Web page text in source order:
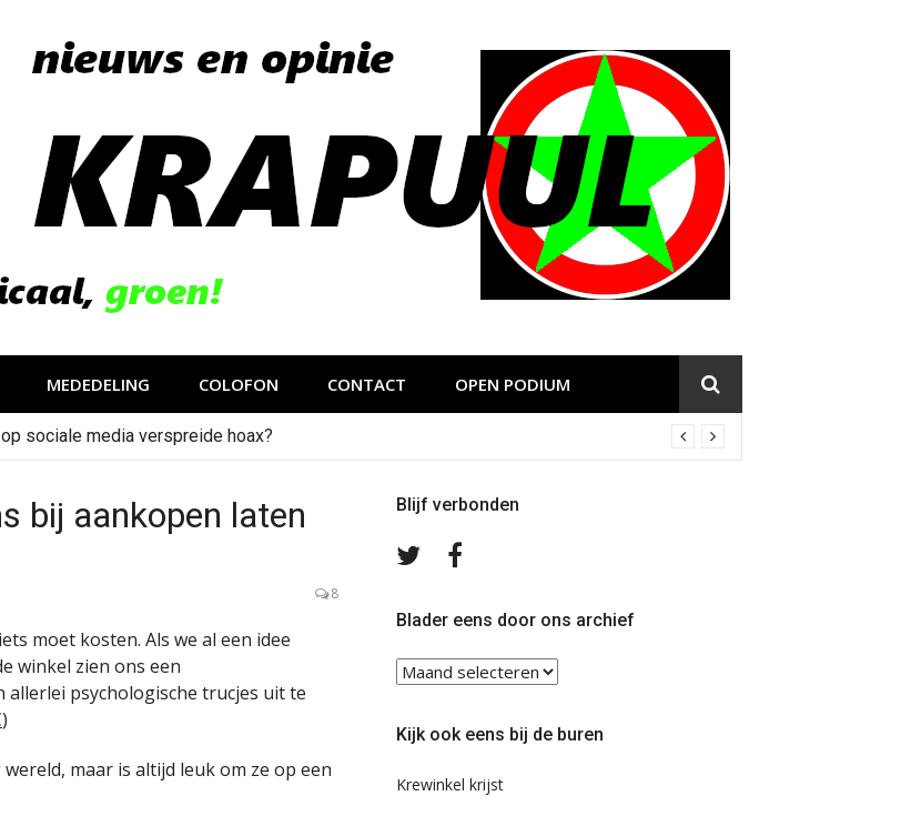
MEDEDELING COLOFON CONTACT OPEN PODIUM
sociale media verspreide hoax?
bij aankopen laten
8
moet kosten. Als we al een idee
winkel zien ons een
psychologische trucjes uit te
)
maar is altijd leuk om ze op een
Blijf verbonden
Volg
TwitterFacebook
Blader eens door ons archief
Blader
eens
ons
Kijk ook eens bij de buren
Krewinkel krijst